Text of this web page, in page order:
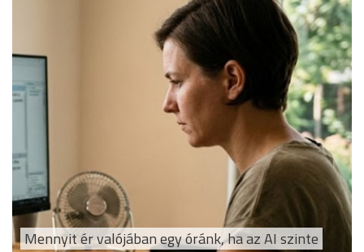
Mennyit ér valójában egy óránk, ha az AI szinte